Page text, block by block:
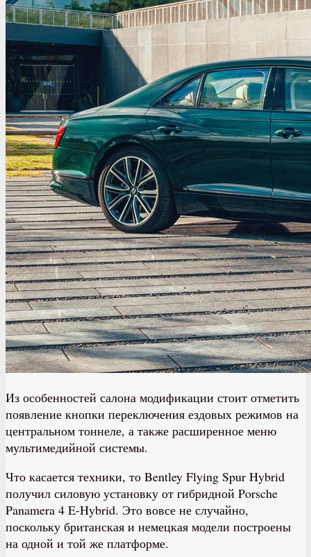
Из особенностей салона модификации стоит отметить
появление кнопки переключения ездовых режимов на
центральном тоннеле, а также расширенное меню
мультимедийной системы.
Что касается техники, то Bentley Flying Spur Hybrid
получил силовую установку от гибридной Porsche
Panamera 4 E-Hybrid. Это вовсе не случайно,
поскольку британская и немецкая модели построены
на одной и той же платформе.